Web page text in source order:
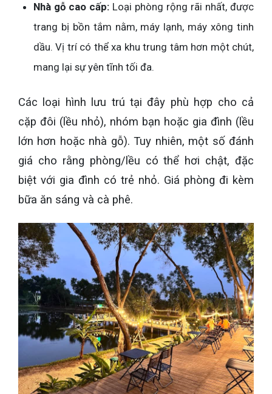
Nhà gỗ cao cấp: Loại phòng rộng rãi nhất, được
trang bị bồn tắm nằm, máy lạnh, máy xông tinh
dầu. Vị trí có thể xa khu trung tâm hơn một chút,
mang lại sự yên tĩnh tối đa.
Các loại hình lưu trú tại đây phù hợp cho cả
cặp đôi (lều nhỏ), nhóm bạn hoặc gia đình (lều
lớn hơn hoặc nhà gỗ). Tuy nhiên, một số đánh
giá cho rằng phòng/lều có thể hơi chật, đặc
biệt với gia đình có trẻ nhỏ. Giá phòng đi kèm
bữa ăn sáng và cà phê.